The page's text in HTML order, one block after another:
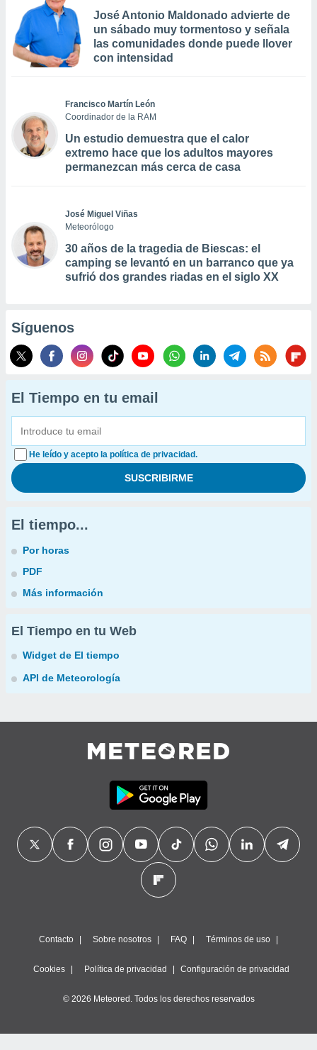
José Antonio Maldonado advierte de
un sábado muy tormentoso y señala
las comunidades donde puede llover
con intensidad
Francisco Martín León
Coordinador de la RAM
Un estudio demuestra que el calor
extremo hace que los adultos mayores
permanezcan más cerca de casa
José Miguel Viñas
Meteorólogo
30 años de la tragedia de Biescas: el
camping se levantó en un barranco que ya
sufrió dos grandes riadas en el siglo XX
Síguenos
El Tiempo en tu email
He leído y acepto la política de privacidad.
El tiempo...
Por horas
PDF
Más información
El Tiempo en tu Web
Widget de El tiempo
API de Meteorología
Contacto Sobre nosotros FAQ Términos de uso
Cookies Política de privacidad Configuración de privacidad
© 2026 Meteored. Todos los derechos reservados